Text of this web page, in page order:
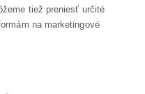
tiež preniesť určité
na marketingové